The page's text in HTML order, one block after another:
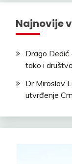
Najnovije
Drago Dedić
tako i
Dr Miroslav
utvrđenje